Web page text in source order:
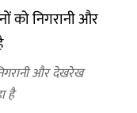
और देखरेख
है